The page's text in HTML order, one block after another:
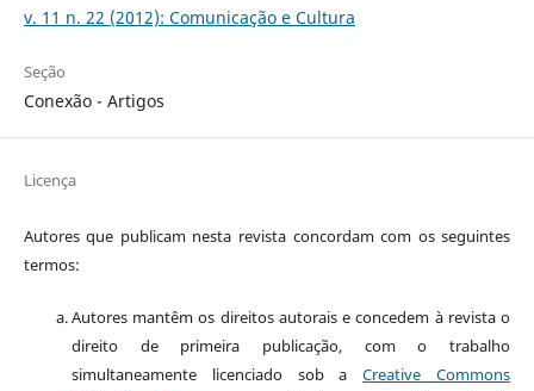
v. 11 n. 22 (2012): Comunicação e Cultura
Seção
Conexão - Artigos
Licença
Autores que publicam nesta revista concordam com os seguintes
termos:
Autores mantêm os direitos autorais e concedem à revista o
direito de primeira publicação, com o trabalho
simultaneamente licenciado sob aCreative Commons